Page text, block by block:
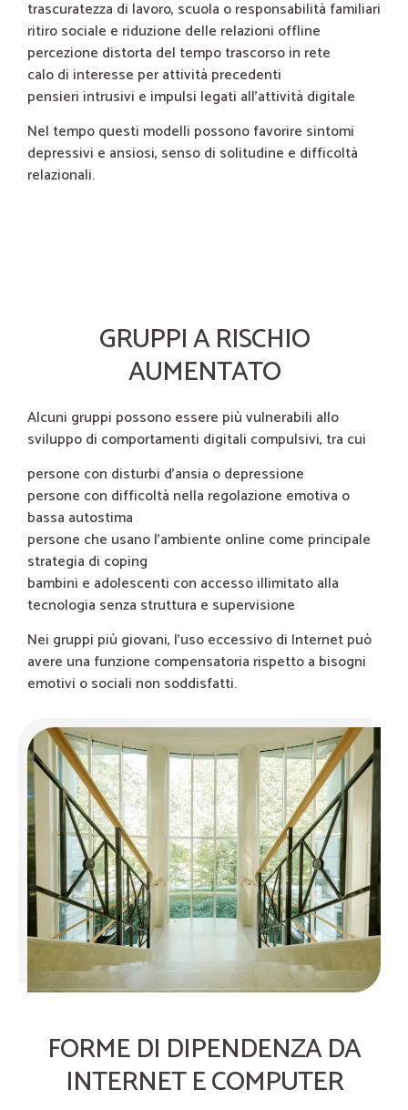
trascuratezza di lavoro, scuola o responsabilità familiari
ritiro sociale e riduzione delle relazioni offline
percezione distorta del tempo trascorso in rete
calo di interesse per attività precedenti
pensieri intrusivi e impulsi legati all’attività digitale
Nel tempo questi modelli possono favorire sintomi
depressivi e ansiosi, senso di solitudine e difficoltà
relazionali.
GRUPPI A RISCHIO
AUMENTATO
Alcuni gruppi possono essere più vulnerabili allo
sviluppo di comportamenti digitali compulsivi, tra cui
persone con disturbi d’ansia o depressione
persone con difficoltà nella regolazione emotiva o
bassa autostima
persone che usano l’ambiente online come principale
strategia di coping
bambini e adolescenti con accesso illimitato alla
tecnologia senza struttura e supervisione
Nei gruppi più giovani, l’uso eccessivo di Internet può
avere una funzione compensatoria rispetto a bisogni
emotivi o sociali non soddisfatti.
FORME DI DIPENDENZA DA
INTERNET E COMPUTER